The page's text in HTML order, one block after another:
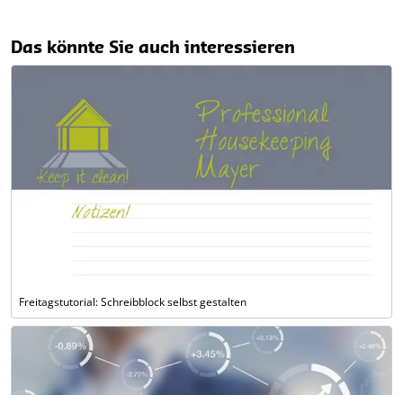
Das könnte Sie auch interessieren
Freitagstutorial: Schreibblock selbst gestalten